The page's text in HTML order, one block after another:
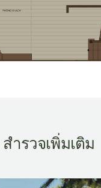
สำรวจเพิ่มเติม